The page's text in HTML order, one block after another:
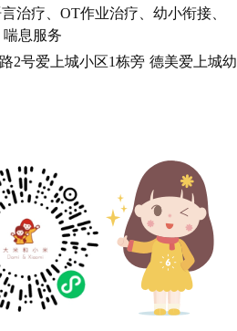
治疗、OT作业治疗、幼小衔接、
息服务
2号爱上城小区1栋旁 德美爱上城幼